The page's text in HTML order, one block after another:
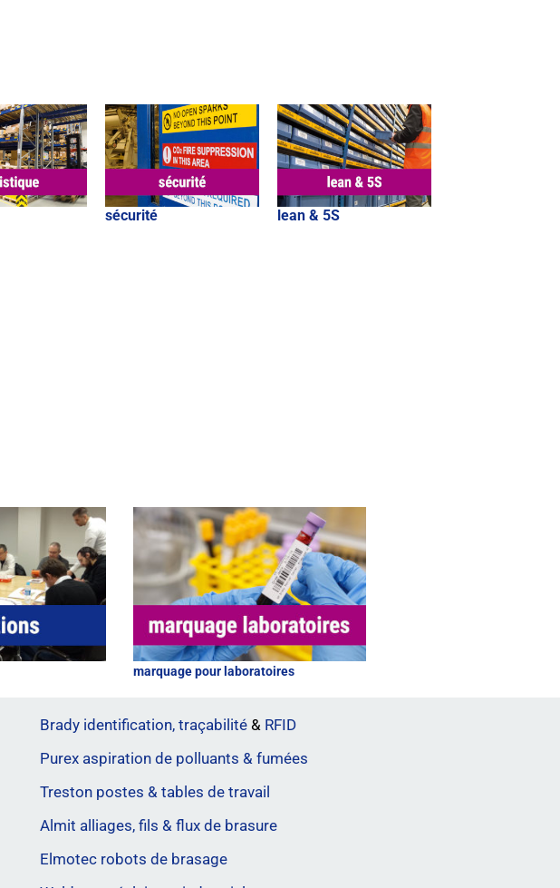
sécurité lean & 5S
marquage pour laboratoires
Brady identification, traçabilité& RFID
Purex aspiration de polluants & fumées
Treston postes & tables de travail
Almit alliages, fils & flux de brasure
Elmotec robots de brasage